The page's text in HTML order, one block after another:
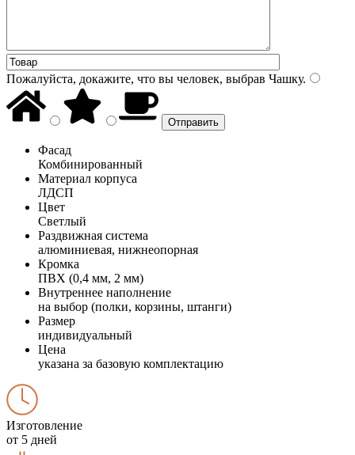
Пожалуйста, докажите, что вы человек, выбрав Чашку.
Фасад
Комбинированный
Материал корпуса
ЛДСП
Цвет
Светлый
Раздвижная система
алюминиевая, нижнеопорная
Кромка
ПВХ (0,4 мм, 2 мм)
Внутреннее наполнение
на выбор (полки, корзины, штанги)
Размер
индивидуальный
Цена
указана за базовую комплектацию
Изготовление
от 5 дней